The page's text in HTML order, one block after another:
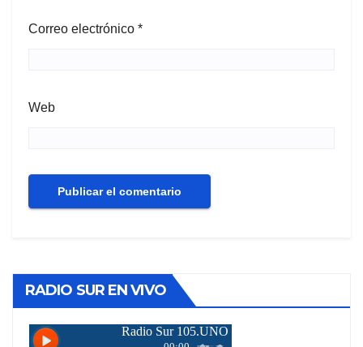
Correo electrónico *
Web
RADIO SUR EN VIVO